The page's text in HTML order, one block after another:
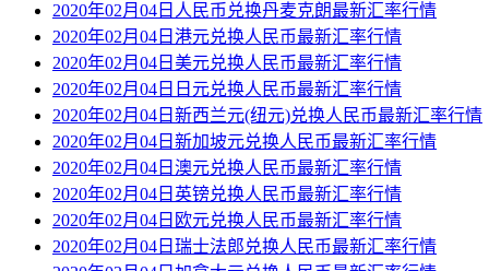
2020年02月04日人民币兑换丹麦克朗最新汇率行情
2020年02月04日港元兑换人民币最新汇率行情
2020年02月04日美元兑换人民币最新汇率行情
2020年02月04日日元兑换人民币最新汇率行情
2020年02月04日新西兰元(纽元)兑换人民币最新汇率行情
2020年02月04日新加坡元兑换人民币最新汇率行情
2020年02月04日澳元兑换人民币最新汇率行情
2020年02月04日英镑兑换人民币最新汇率行情
2020年02月04日欧元兑换人民币最新汇率行情
2020年02月04日瑞士法郎兑换人民币最新汇率行情